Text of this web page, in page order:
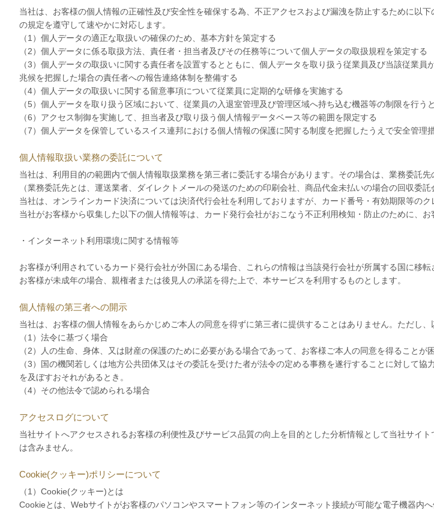
当社は、お客様の個人情報の正確性及び安全性を確保する為、不正アクセスおよび漏洩を防止するために以
の規定を遵守して速やかに対応します。
（1）個人データの適正な取扱いの確保のため、基本方針を策定する
（2）個人データに係る取扱方法、責任者・担当者及びその任務等について個人データの取扱規程を策定する
（3）個人データの取扱いに関する責任者を設置するとともに、個人データを取り扱う従業員及び当該従業
兆候を把握した場合の責任者への報告連絡体制を整備する
（4）個人データの取扱いに関する留意事項について従業員に定期的な研修を実施する
（5）個人データを取り扱う区域において、従業員の入退室管理及び管理区域へ持ち込む機器等の制限を行
（6）アクセス制御を実施して、担当者及び取り扱う個人情報データベース等の範囲を限定する
（7）個人データを保管しているスイス連邦における個人情報の保護に関する制度を把握したうえで安全管理
個人情報取扱い業務の委託について
当社は、利用目的の範囲内で個人情報取扱業務を第三者に委託する場合があります。その場合は、業務委託先
（業務委託先とは、運送業者、ダイレクトメールの発送のための印刷会社、商品代金未払いの場合の回収委
当社は、オンラインカード決済については決済代行会社を利用しておりますが、カード番号・有効期限等の
当社がお客様から収集した以下の個人情報等は、カード発行会社がおこなう不正利用検知・防止のために、
・インターネット利用環境に関する情報等
お客様が利用されているカード発行会社が外国にある場合、これらの情報は当該発行会社が所属する国に移転
お客様が未成年の場合、親権者または後見人の承諾を得た上で、本サービスを利用するものとします。
個人情報の第三者への開示
当社は、お客様の個人情報をあらかじめご本人の同意を得ずに第三者に提供することはありません。ただし、
（1）法令に基づく場合
（2）人の生命、身体、又は財産の保護のために必要がある場合であって、お客様ご本人の同意を得ることが
（3）国の機関若しくは地方公共団体又はその委託を受けた者が法令の定める事務を遂行することに対して
を及ぼすおそれがあるとき。
（4）その他法令で認められる場合
アクセスログについて
当社サイトへアクセスされるお客様の利便性及びサービス品質の向上を目的とした分析情報として当社サイ
は含みません。
Cookie(クッキー)ポリシーについて
（1）Cookie(クッキー)とは
Cookieとは、Webサイトがお客様のパソコンやスマートフォン等のインターネット接続が可能な電子機器